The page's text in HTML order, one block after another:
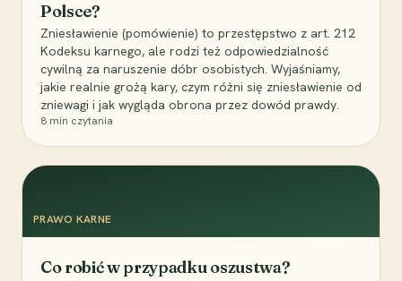
Polsce?
Zniesławienie (pomówienie) to przestępstwo z art. 212
Kodeksu karnego, ale rodzi też odpowiedzialność
cywilną za naruszenie dóbr osobistych. Wyjaśniamy,
jakie realnie grożą kary, czym różni się zniesławienie od
zniewagi i jak wygląda obrona przez dowód prawdy.
8 min czytania
PRAWO KARNE
Co robić w przypadku oszustwa?